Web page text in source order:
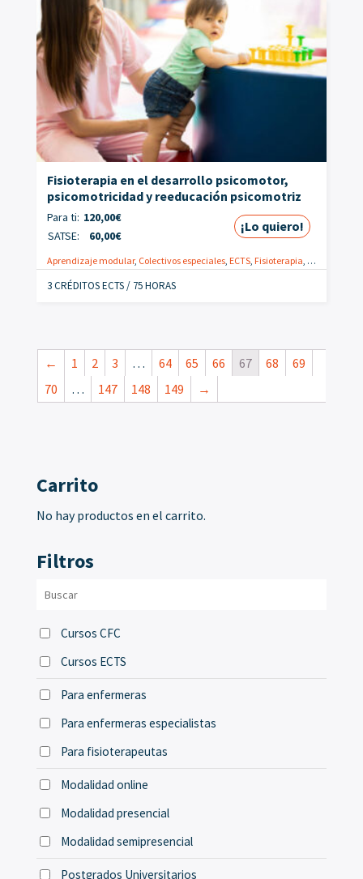
Fisioterapia en el desarrollo psicomotor,
psicomotricidad y reeducación psicomotriz
Para ti: 120,00€
SATSE:
60,00€
¡Lo quiero!
Aprendizaje modular, Colectivos especiales, ECTS, Fisioterapia Online
3 CRÉDITOS ECTS / 75 HORAS
← 1 2 3 … 64 65 66 67 68
69
70
… 147 148 149 →
Carrito
No hay productos en el carrito.
Filtros
Cursos CFC
Cursos ECTS
Para enfermeras
Para enfermeras especialistas
Para fisioterapeutas
Modalidad online
Modalidad presencial
Modalidad semipresencial
Postgrados Universitarios